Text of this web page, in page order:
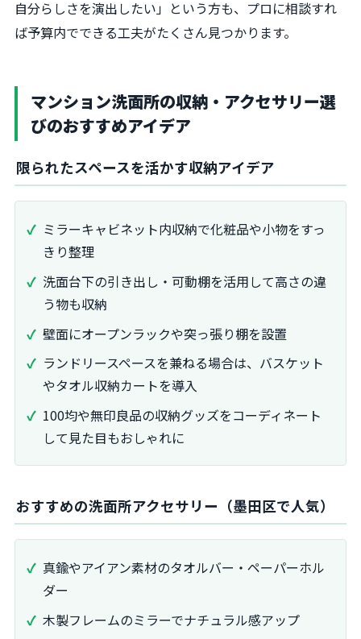
自分らしさを演出したい」という方も、プロに相談すれ
ば予算内でできる工夫がたくさん見つかります。
マンション洗面所の収納・アクセサリー選
びのおすすめアイデア
限られたスペースを活かす収納アイデア
ミラーキャビネット内収納で化粧品や小物をすっ
きり整理
洗面台下の引き出し・可動棚を活用して高さの違
う物も収納
壁面にオープンラックや突っ張り棚を設置
ランドリースペースを兼ねる場合は、バスケット
やタオル収納カートを導入
100均や無印良品の収納グッズをコーディネート
して見た目もおしゃれに
おすすめの洗面所アクセサリー（墨田区で人気）
真鍮やアイアン素材のタオルバー・ペーパーホル
ダー
木製フレームのミラーでナチュラル感アップ